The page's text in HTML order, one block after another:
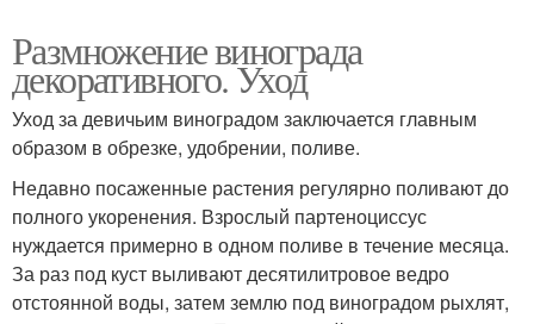
Размножение винограда
декоративного. Уход
Уход за девичьим виноградом заключается главным
образом в обрезке, удобрении, поливе.
Недавно посаженные растения регулярно поливают до
полного укоренения. Взрослый партеноциссус
нуждается примерно в одном поливе в течение месяца.
За раз под куст выливают десятилитровое ведро
отстоянной воды, затем землю под виноградом рыхлят,